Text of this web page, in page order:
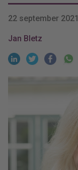
22 september 2021
Jan Bletz